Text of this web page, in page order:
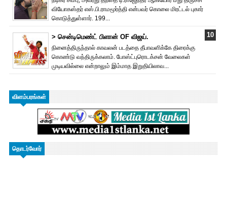
வியோகஸ்தர் எஸ்.பி.ராமமூர்த்தி என்பவர் கொலை மிரட்டல் புகார்
கொடுத்துள்ளார். 199...
> சென்டிமெண்ட் பிளான் OF விஜய்.
நினைத்திருந்தால் காவலன் படத்தை தீபாவளிக்கே திரைக்கு
கொண்டு வந்திருக்கலாம். போஸ்ட்புரொட‌க்சன் வேலைகள்
முடியவில்லை என்றாலும் இம்மாத இறுதியிலாவ...
விளம்பரங்கள்
தொடர்வோர்